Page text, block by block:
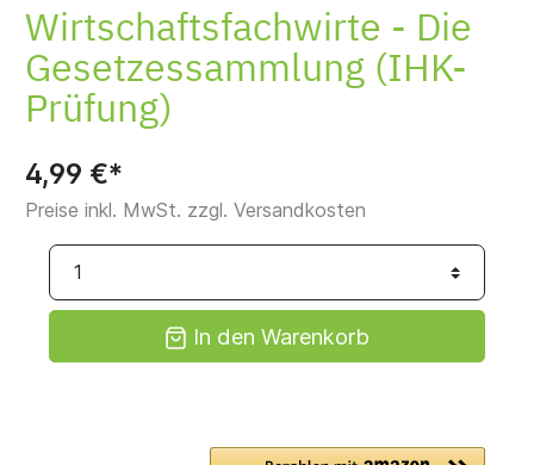
Wirtschaftsfachwirte - Die
Gesetzessammlung (IHK-
Prüfung)
4,99 €*
Preise inkl. MwSt. zzgl. Versandkosten
In den Warenkorb